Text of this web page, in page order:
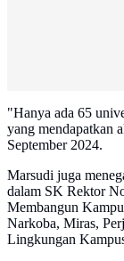
"Hanya ada 65
yang mendapatkan
September 2024.
Marsudi juga
dalam SK Rektor
Membangun
Narkoba, Miras,
Lingkungan